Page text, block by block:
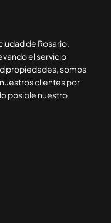
de Rosario.
el servicio
propiedades, somos
clientes por
posible nuestro